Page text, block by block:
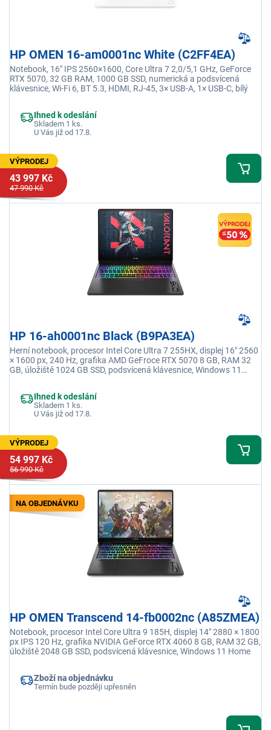
HP OMEN 16-am0001nc White (C2FF4EA)
Notebook, 16" IPS 2560×1600, Core Ultra 7 2,0/5,1 GHz, GeForce
RTX 5070, 32 GB RAM, 1000 GB SSD, numerická a podsvícená
klávesnice, Wi-Fi 6, BT 5.3, HDMI, RJ-45, 3× USB-A, 1× USB-C, bílý
Ihned k odeslání
Skladem 1 ks.
U Vás již od 17.8.
VÝPRODEJ
43 997 Kč
47 990 Kč
HP 16-ah0001nc Black (B9PA3EA)
Herní notebook, procesor Intel Core Ultra 7 255HX, displej 16" 2560
× 1600 px, 240 Hz, grafika AMD GeFroce RTX 5070 8 GB, RAM 32
GB, úložiště 1024 GB SSD, podsvícená klávesnice, Windows 11
Ihned k odeslání
Skladem 1 ks.
U Vás již od 17.8.
VÝPRODEJ
54 997 Kč
56 990 Kč
NA OBJEDNÁVKU
HP OMEN Transcend 14-fb0002nc (A85ZMEA)
Notebook, procesor Intel Core Ultra 9 185H, displej 14" 2880 × 1800
px IPS 120 Hz, grafika NVIDIA GeForce RTX 4060 8 GB, RAM 32 GB,
úložiště 2048 GB SSD, podsvícená klávesnice, Windows 11 Home
Zboží na objednávku
Termín bude později upřesněn